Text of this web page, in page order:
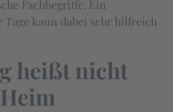
Fachbegriffe. Ein
Tage kann dabei sehr hilfreich
heißt nicht